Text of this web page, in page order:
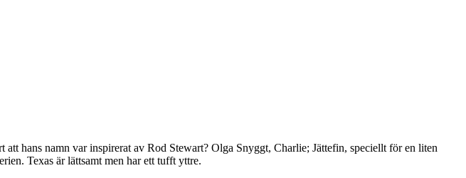
hans namn var inspirerat av Rod Stewart? Olga Snyggt, Charlie; Jättefin, speciellt för en liten
Texas är lättsamt men har ett tufft yttre.